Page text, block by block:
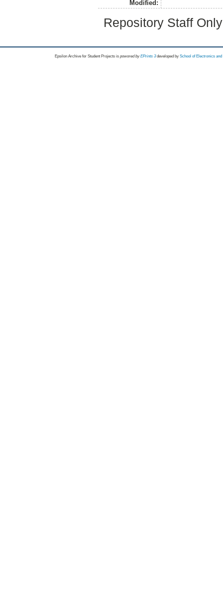
Modified:
Repository Staff
Epsilon Archive for Student Projects is powored byEPrints 3 developed by School of Electronics